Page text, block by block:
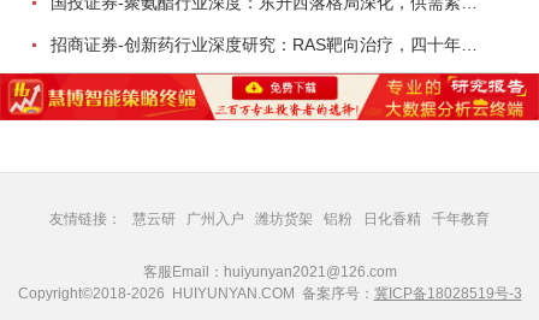
招商证券-创新药行业深度研究：RAS靶向治疗，四十年不可成药的终结，与终结之后的治疗格局演化-260805
友情链接： 慧云研 广州入户 潍坊货架 铝粉 日化香精 千年教育
客服Email：huiyunyan2021@126.com
Copyright©2018-2026 HUIYUNYAN.COM 备案序号： 冀ICP备18028519号-3